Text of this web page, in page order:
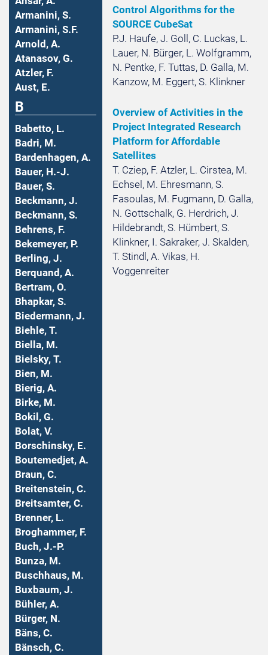
Armanini, S.
Armanini, S.F.
Arnold, A.
Atanasov, G.
Atzler, F.
Aust, E.
B
Babetto, L.
Badri, M.
Bardenhagen, A.
Bauer, H.-J.
Bauer, S.
Beckmann, J.
Beckmann, S.
Behrens, F.
Bekemeyer, P.
Berling, J.
Berquand, A.
Bertram, O.
Bhapkar, S.
Biedermann, J.
Biehle, T.
Biella, M.
Bielsky, T.
Bien, M.
Bierig, A.
Birke, M.
Bokil, G.
Bolat, V.
Borschinsky, E.
Boutemedjet, A.
Braun, C.
Breitenstein, C.
Breitsamter, C.
Brenner, L.
Broghammer, F.
Buch, J.-P.
Bunza, M.
Buschhaus, M.
Buxbaum, J.
Bühler, A.
Bürger, N.
Bäns, C.
Bänsch, C.
Control Algorithms for the
SOURCE CubeSat
P.J. Haufe, J. Goll, C. Luckas, L.
Lauer, N. Bürger, L. Wolfgramm,
N. Pentke, F. Tuttas, D. Galla, M.
Kanzow, M. Eggert, S. Klinkner
Overview of Activities in the
Project Integrated Research
Platform for Affordable
Satellites
T. Cziep, F. Atzler, L. Cirstea, M.
Echsel, M. Ehresmann, S.
Fasoulas, M. Fugmann, D. Galla,
N. Gottschalk, G. Herdrich, J.
Hildebrandt, S. Hümbert, S.
Klinkner, I. Sakraker, J. Skalden,
T. Stindl, A. Vikas, H.
Voggenreiter